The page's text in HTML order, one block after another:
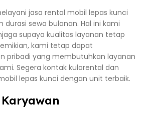
jasa rental mobil lepas kunci
durasi sewa bulanan. Hal ini kami
supaya kualitas layanan tetap
kami tetap dapat
pribadi yang membutuhkan layanan
Segera kontak kulorental dan
lepas kunci dengan unit terbaik.